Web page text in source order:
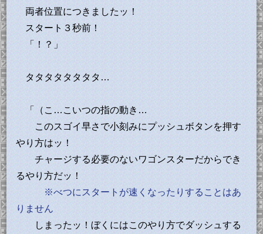
両者位置につきましたッ！
スタート３秒前！
「！？」
タタタタタタタタ…
「（こ…こいつの指の動き…
このスゴイ早さで小刻みにプッシュボタンを押す
やり方はッ！
チャージする必要のないワゴンスターだからでき
るやり方だッ！
※べつにスタートが速くなったりすることはあ
りません
しまったッ！ぼくにはこのやり方でダッシュする